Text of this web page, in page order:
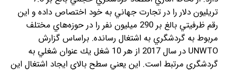
تريليون دلار را در تجارت جهاني به خود اختصاص داده و اين
رقم ظرفيتي بالغ بر 290 ميليون نفر را در حوزه‌هاي مختلف
مربوط به گردشگري به اشتغال رسانده. بر‌اساس گزارش
UNWTO در سال 2017 از هر 10 شغل يك عنوان شغلي به
گردشگري مرتبط است. اين يعني سطح بالاي ايجاد اشتغال اين